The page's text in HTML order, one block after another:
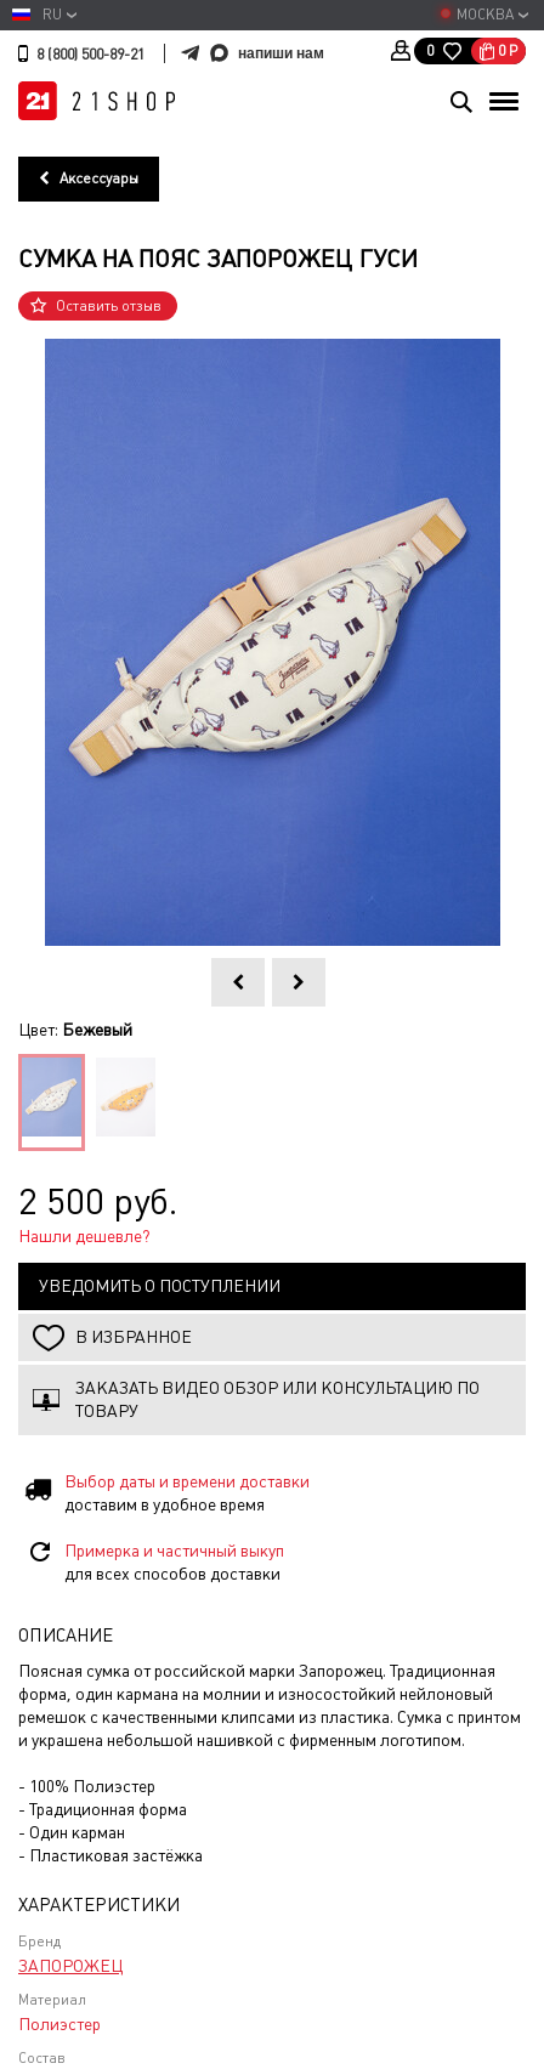
МОСКВА
RU
8 (800) 500-89-21 напиши нам 0 0 Р
Аксессуары
СУМКА НА ПОЯС ЗАПОРОЖЕЦ ГУСИ
Оставить отзыв
Цвет: Бежевый
2 500 руб.
Нашли дешевле?
УВЕДОМИТЬ О ПОСТУПЛЕНИИ
В ИЗБРАННОЕ
ЗАКАЗАТЬ ВИДЕО ОБЗОР ИЛИ КОНСУЛЬТАЦИЮ ПО
ТОВАРУ
Выбор даты и времени доставки
доставим в удобное время
Примерка и частичный выкуп
для всех способов доставки
ОПИСАНИЕ
Поясная сумка от российской марки Запорожец. Традиционная
форма, один кармана на молнии и износостойкий нейлоновый
ремешок с качественными клипсами из пластика. Сумка с принтом
и украшена небольшой нашивкой с фирменным логотипом.
- 100% Полиэстер
- Традиционная форма
- Один карман
- Пластиковая застёжка
ХАРАКТЕРИСТИКИ
Бренд
ЗАПОРОЖЕЦ
Материал
Полиэстер
Состав